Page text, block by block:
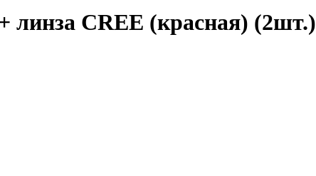
линза CREE (красная) (2шт.)